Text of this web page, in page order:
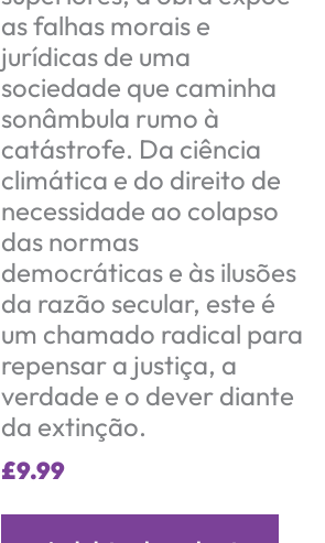
as falhas morais e
jurídicas de uma
sociedade que caminha
sonâmbula rumo à
catástrofe. Da ciência
climática e do direito de
necessidade ao colapso
das normas
democráticas e às ilusões
da razão secular, este é
um chamado radical para
repensar a justiça, a
verdade e o dever diante
da extinção.
£9.99